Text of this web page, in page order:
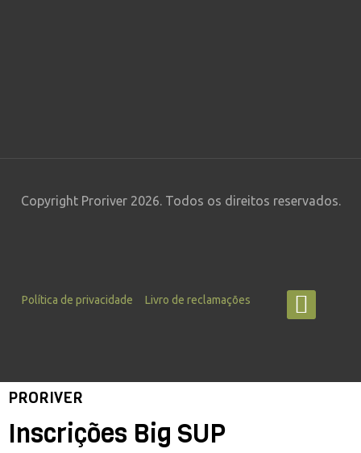
Copyright Proriver 2026. Todos os direitos reservados.
Política de privacidade Livro de reclamações
PRORIVER
Inscrições Big SUP